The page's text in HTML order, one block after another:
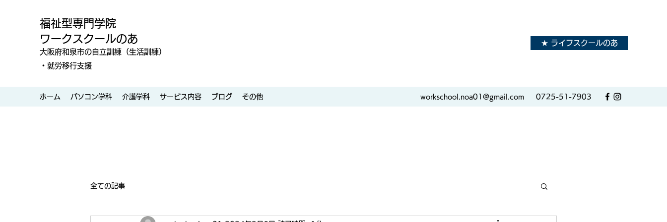
福祉型専門学院
ワークスクールのあ
大阪府和泉市の自立訓練（生活訓練）
・就労移行支援
★ ライフスクールのあ
ホーム パソコン学科 介護学科 サービス内容 ブログ その他 workschool.noa01@gmail.com 0725-51-7903
全ての記事